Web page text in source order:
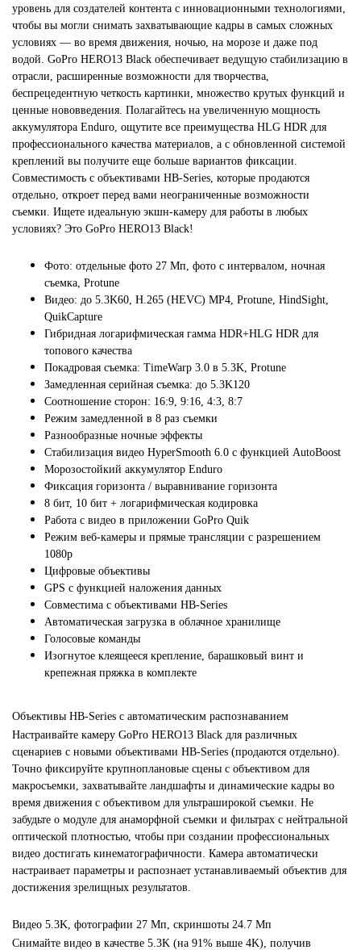
уровень для создателей контента с инновационными технологиями,
чтобы вы могли снимать захватывающие кадры в самых сложных
условиях — во время движения, ночью, на морозе и даже под
водой. GoPro HERO13 Black обеспечивает ведущую стабилизацию в
отрасли, расширенные возможности для творчества,
беспрецедентную четкость картинки, множество крутых функций и
ценные нововведения. Полагайтесь на увеличенную мощность
аккумулятора Enduro, ощутите все преимущества HLG HDR для
профессионального качества материалов, а с обновленной системой
креплений вы получите еще больше вариантов фиксации.
Совместимость с объективами HB-Series, которые продаются
отдельно, откроет перед вами неограниченные возможности
съемки. Ищете идеальную экшн-камеру для работы в любых
условиях? Это GoPro HERO13 Black!
Фото: отдельные фото 27 Мп, фото с интервалом, ночная
съемка, Protune
Видео: до 5.3K60, H.265 (HEVC) MP4, Protune, HindSight,
QuikCapture
Гибридная логарифмическая гамма HDR+HLG HDR для
топового качества
Покадровая съемка: TimeWarp 3.0 в 5.3K, Protune
Замедленная серийная съемка: до 5.3K120
Соотношение сторон: 16:9, 9:16, 4:3, 8:7
Режим замедленной в 8 раз съемки
Разнообразные ночные эффекты
Стабилизация видео HyperSmooth 6.0 с функцией AutoBoost
Морозостойкий аккумулятор Enduro
Фиксация горизонта / выравнивание горизонта
8 бит, 10 бит + логарифмическая кодировка
Работа с видео в приложении GoPro Quik
Режим веб-камеры и прямые трансляции с разрешением
1080p
Цифровые объективы
GPS с функцией наложения данных
Совместима с объективами HB-Series
Автоматическая загрузка в облачное хранилище
Голосовые команды
Изогнутое клеящееся крепление, барашковый винт и
крепежная пряжка в комплекте
Объективы HB-Series с автоматическим распознаванием
Настраивайте камеру GoPro HERO13 Black для различных
сценариев с новыми объективами HB-Series (продаются отдельно).
Точно фиксируйте крупноплановые сцены с объективом для
макросъемки, захватывайте ландшафты и динамические кадры во
время движения с объективом для ультраширокой съемки. Не
забудьте о модуле для анаморфной съемки и фильтрах с нейтральной
оптической плотностью, чтобы при создании профессиональных
видео достигать кинематографичности. Камера автоматически
настраивает параметры и распознает устанавливаемый объектив для
достижения зрелищных результатов.
Видео 5.3K, фотографии 27 Мп, скриншоты 24.7 Мп
Снимайте видео в качестве 5.3K (на 91% выше 4K), получив